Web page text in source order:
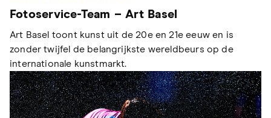
Fotoservice-Team – Art Basel
Art Basel toont kunst uit de 20e en 21e eeuw en is
zonder twijfel de belangrijkste wereldbeurs op de
internationale kunstmarkt.